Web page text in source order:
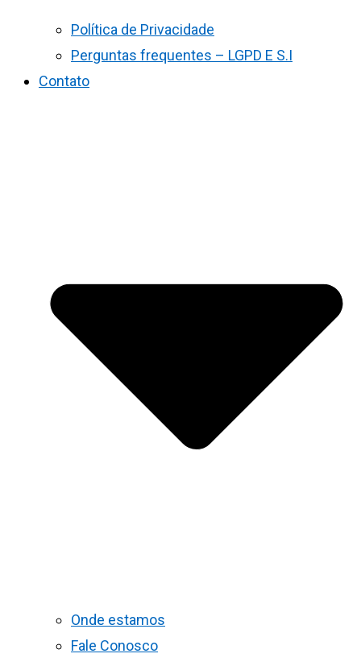
Política de Privacidade
Perguntas frequentes – LGPD E S.I
Contato
Onde estamos
Fale Conosco